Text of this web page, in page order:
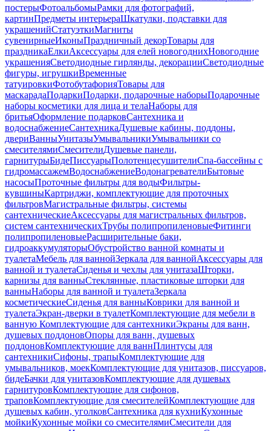
постерыФотоальбомыРамки для фотографий,
картинПредметы интерьераШкатулки, подставки для
украшенийСтатуэткиМагниты
сувенирныеИконыПраздничный декорТовары для
праздникаЕлкиАксессуары для елей новогоднихНовогодние
украшенияСветодиодные гирлянды, декорацииСветодиодные
фигуры, игрушкиВременные
татуировкиФотобутафорияТовары для
маскарадаПодаркиПодарки, подарочные наборыПодарочные
наборы косметики для лица и телаНаборы для
бритьяОформление подарковСантехника и
водоснабжениеСантехникаДушевые кабины, поддоны,
двериВанныУнитазыУмывальникиУмывальники со
смесителямиСмесителиДушевые панели,
гарнитурыБидеПиссуарыПолотенцесушителиСпа-бассейны с
гидромассажемВодоснабжениеВодонагревателиБытовые
насосыПроточные фильтры для водыФильтры-
кувшиныКартриджи, комплектующие для проточных
фильтровМагистральные фильтры, системы
сантехническиеАксессуары для магистральных фильтров,
систем сантехническихТрубы полипропиленовыеФитинги
полипропиленовыеРасширительные баки,
гидроаккумуляторыОбустройство ванной комнаты и
туалетаМебель для ваннойЗеркала для ваннойАксессуары для
ванной и туалетаСиденья и чехлы для унитазаШторки,
карнизы для ванныСтеклянные, пластиковые шторки для
ванныНаборы для ванной и туалетаЗеркала
косметическиеСиденья для ванныКоврики для ванной и
туалетаЭкран-дверки в туалетКомплектующие для мебели в
ванную Комплектующие для сантехникиЭкраны для ванн,
душевых поддоновОпоры для ванн, душевых
поддоновКомплектующие для ваннПлинтусы для
сантехникиСифоны, трапыКомплектующие для
умывальников, моекКомплектующие для унитазов, писсуаров,
бидеБачки для унитазовКомплектующие для душевых
гарнитуровКомплектующие для сифонов,
траповКомплектующие для смесителейКомплектующие для
душевых кабин, уголковСантехника для кухниКухонные
мойкиКухонные мойки со смесителямиСмесители для